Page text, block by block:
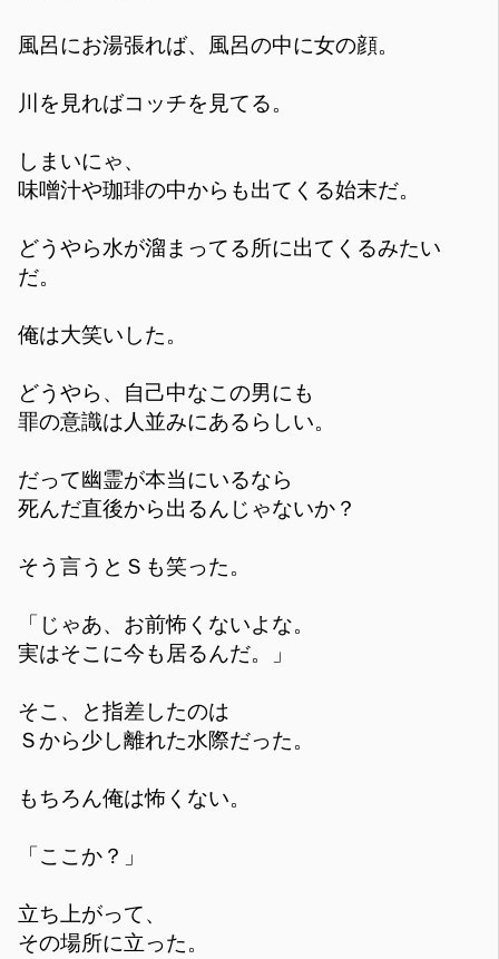
風呂にお湯張れば、風呂の中に女の顔。
川を見ればコッチを見てる。
しまいにゃ、
味噌汁や珈琲の中からも出てくる始末だ。
どうやら水が溜まってる所に出てくるみたい
だ。
俺は大笑いした。
どうやら、自己中なこの男にも
罪の意識は人並みにあるらしい。
だって幽霊が本当にいるなら
死んだ直後から出るんじゃないか？
そう言うとＳも笑った。
「じゃあ、お前怖くないよな。
実はそこに今も居るんだ。」
そこ、と指差したのは
Ｓから少し離れた水際だった。
もちろん俺は怖くない。
「ここか？」
立ち上がって、
その場所に立った。